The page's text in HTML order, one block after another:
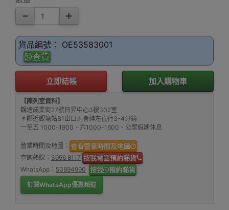
貨品編號： OE53583001
查貨
立即結帳 加入購物車
【陳列室資料】
觀塘成業街27號日昇中心3樓302室
＊鄰近觀塘站B1出口馬會轉左直行3-4分鐘
一至五 1000-1900、六1000-1600、公眾假期休息
營業時間及地圖： 查看營業時間及地圖
查詢熱線： 3956 8117 按我電話預約睇貨
WhatsApp： 53694990 按我 預約睇貨
訂閱WhatsApp優惠頻道